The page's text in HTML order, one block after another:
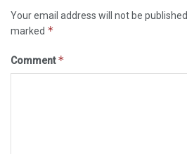
Your email address will not be published.
marked *
Comment*